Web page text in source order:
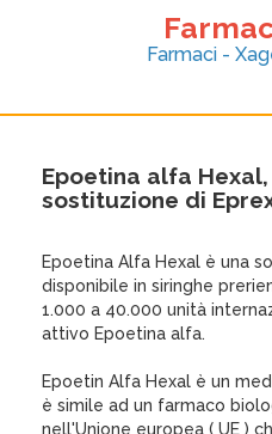
Farmaci -
Epoetina alfa
sostituzione di
Epoetina Alfa Hexal è una
disponibile in siringhe
1.000 a 40.000 unità
attivo Epoetina alfa.
Epoetin Alfa Hexal è un
è simile ad un farmaco
nell'Unione europea ( UE )